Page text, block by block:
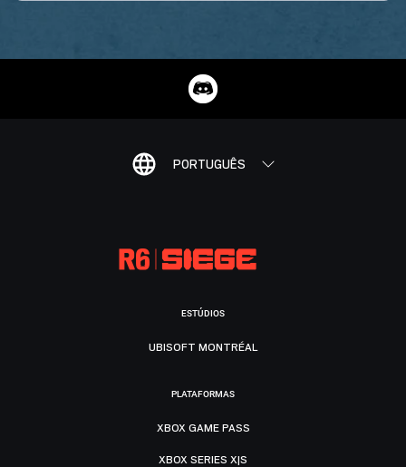
PORTUGUÊS
ESTÚDIOS
UBISOFT MONTRÉAL
PLATAFORMAS
XBOX GAME PASS
XBOX SERIES X|S